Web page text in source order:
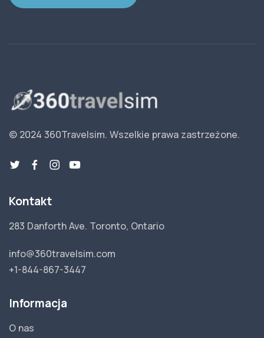
© 2024 360Travelsim. Wszelkie prawa zastrzeżone.
Kontakt
283 Danforth Ave. Toronto, Ontario
info@360travelsim.com
+1-844-867-3447
Informacja
O nas